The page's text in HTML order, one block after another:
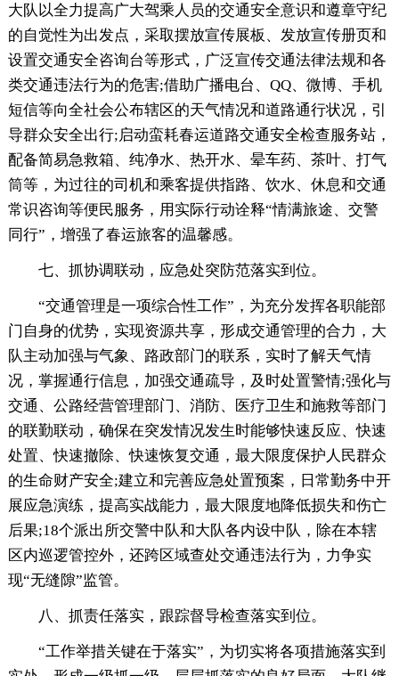
大队以全力提高广大驾乘人员的交通安全意识和遵章守纪
的自觉性为出发点，采取摆放宣传展板、发放宣传册页和
设置交通安全咨询台等形式，广泛宣传交通法律法规和各
类交通违法行为的危害;借助广播电台、QQ、微博、手机
短信等向全社会公布辖区的天气情况和道路通行状况，引
导群众安全出行;启动蛮耗春运道路交通安全检查服务站，
配备简易急救箱、纯净水、热开水、晕车药、茶叶、打气
筒等，为过往的司机和乘客提供指路、饮水、休息和交通
常识咨询等便民服务，用实际行动诠释“情满旅途、交警
同行”，增强了春运旅客的温馨感。
七、抓协调联动，应急处突防范落实到位。
“交通管理是一项综合性工作”，为充分发挥各职能部
门自身的优势，实现资源共享，形成交通管理的合力，大
队主动加强与气象、路政部门的联系，实时了解天气情
况，掌握通行信息，加强交通疏导，及时处置警情;强化与
交通、公路经营管理部门、消防、医疗卫生和施救等部门
的联勤联动，确保在突发情况发生时能够快速反应、快速
处置、快速撤除、快速恢复交通，最大限度保护人民群众
的生命财产安全;建立和完善应急处置预案，日常勤务中开
展应急演练，提高实战能力，最大限度地降低损失和伤亡
后果;18个派出所交警中队和大队各内设中队，除在本辖
区内巡逻管控外，还跨区域查处交通违法行为，力争实
现“无缝隙”监管。
八、抓责任落实，跟踪督导检查落实到位。
“工作举措关键在于落实”，为切实将各项措施落实到